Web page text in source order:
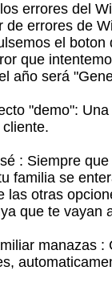
errores del
de errores de
el
que
año será
"demo":
: Siempre
familia se
las otras
que te vayan
manazas :